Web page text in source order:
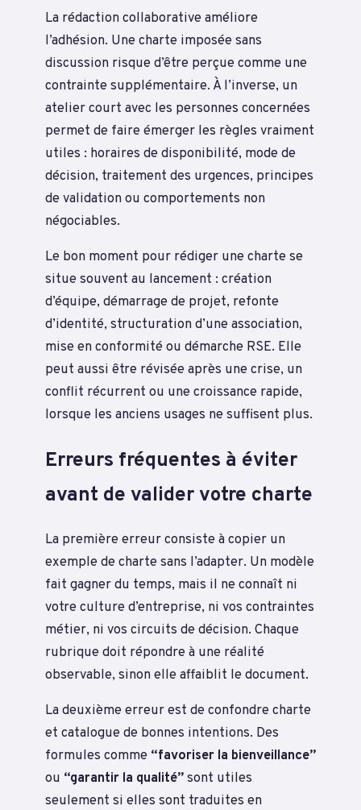
La rédaction collaborative améliore
l’adhésion. Une charte imposée sans
discussion risque d’être perçue comme une
contrainte supplémentaire. À l’inverse, un
atelier court avec les personnes concernées
permet de faire émerger les règles vraiment
utiles : horaires de disponibilité, mode de
décision, traitement des urgences, principes
de validation ou comportements non
négociables.
Le bon moment pour rédiger une charte se
situe souvent au lancement : création
d’équipe, démarrage de projet, refonte
d’identité, structuration d’une association,
mise en conformité ou démarche RSE. Elle
peut aussi être révisée après une crise, un
conflit récurrent ou une croissance rapide,
lorsque les anciens usages ne suffisent plus.
Erreurs fréquentes à éviter
avant de valider votre charte
La première erreur consiste à copier un
exemple de charte sans l’adapter. Un modèle
fait gagner du temps, mais il ne connaît ni
votre culture d’entreprise, ni vos contraintes
métier, ni vos circuits de décision. Chaque
rubrique doit répondre à une réalité
observable, sinon elle affaiblit le document.
La deuxième erreur est de confondre charte
et catalogue de bonnes intentions. Des
formules comme “favoriser la bienveillance”
ou “garantir la qualité”sont utiles
seulement si elles sont traduites en